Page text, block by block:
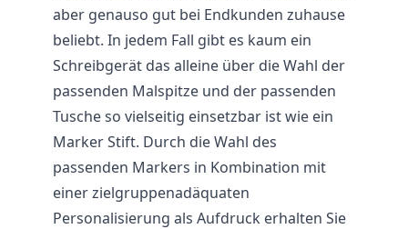
aber genauso gut bei Endkunden zuhause
beliebt. In jedem Fall gibt es kaum ein
Schreibgerät das alleine über die Wahl der
passenden Malspitze und der passenden
Tusche so vielseitig einsetzbar ist wie ein
Marker Stift. Durch die Wahl des
passenden Markers in Kombination mit
einer zielgruppenadäquaten
Personalisierung als Aufdruck erhalten Sie